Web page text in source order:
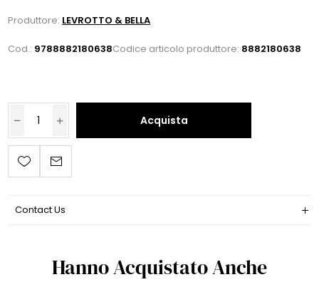
Produttore: LEVROTTO & BELLA
Cod.: 9788882180638Codice articolo produttore: 8882180638
Acquista
Contact Us
Hanno Acquistato Anche